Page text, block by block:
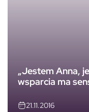
„Jestem Anna,
wsparcia ma
21.11.2016